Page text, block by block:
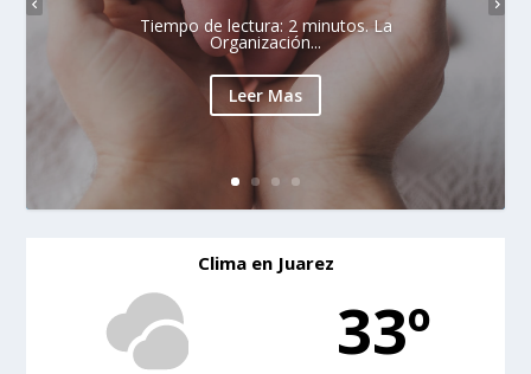
Tiempo de lectura: 2 minutos. La
Organización...
Leer Mas
Clima en Juarez
33º